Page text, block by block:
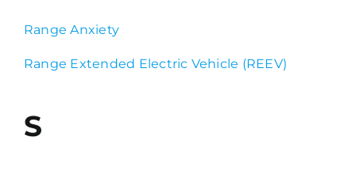
Range Anxiety
Range Extended Electric Vehicle (REEV)
S